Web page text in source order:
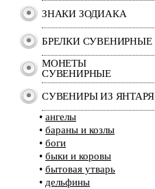
ЗНАКИ ЗОДИАКА
БРЕЛКИ СУВЕНИРНЫЕ
МОНЕТЫ
СУВЕНИРНЫЕ
СУВЕНИРЫ ИЗ ЯНТАРЯ
• ангелы
• бараны и козлы
• боги
• быки и коровы
• бытовая утварь
• дельфины